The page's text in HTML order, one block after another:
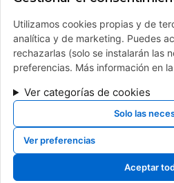
© 2026 Copyright LFB.
FINANCIADO POR LA UNIÓN
KIT DIGITAL POR LOS FONDOS
MECANISMO DE
Utilizamos cookies propias y de
analítica y de marketing. Puedes
rechazarlas (solo se instalarán las
preferencias. Más información en la
Ver categorías de cookies
Solo las
Ver preferencias
Aceptar